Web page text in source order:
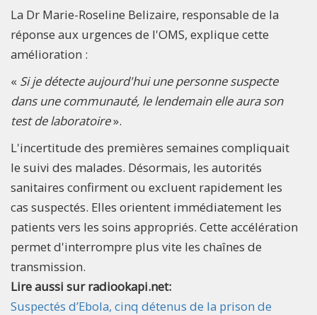
La Dr Marie-Roseline Belizaire, responsable de la
réponse aux urgences de l'OMS, explique cette
amélioration :
« Si je détecte aujourd'hui une personne suspecte
dans une communauté, le lendemain elle aura son
test de laboratoire».
L'incertitude des premières semaines compliquait
le suivi des malades. Désormais, les autorités
sanitaires confirment ou excluent rapidement les
cas suspectés. Elles orientent immédiatement les
patients vers les soins appropriés. Cette accélération
permet d'interrompre plus vite les chaînes de
transmission.
Lire aussi sur radiookapi.net:
Suspectés d’Ebola, cinq détenus de la prison de